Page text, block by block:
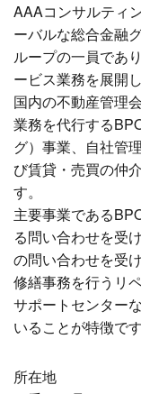
AAAコンサルティ
ーバルな総合金融
ループの一員であ
ービス業務を展開
国内の不動産管理
業務を代行する
グ）事業、自社管
び賃貸・売買の仲
す。
主要事業である
る問い合わせを受
の問い合わせを受
修繕事務を行うリ
サポートセンター
いることが特徴です
所在地 東京都